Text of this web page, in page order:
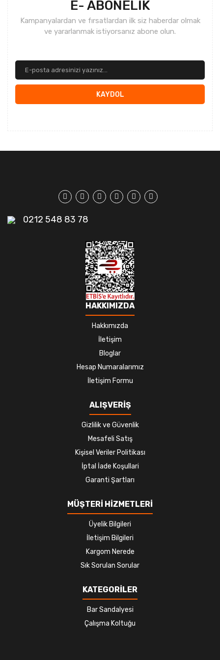
E- ABONELİK
Kampanyalardan ve fırsatlardan ilk siz haberdar olmak
ve yararlanmak istiyorsanız abone olun.
KAYDOL
0212 548 83 78
HAKKIMIZDA
Hakkımızda
İletişim
Bloglar
Hesap Numaralarımız
İletişim Formu
ALIŞVERİŞ
Gizlilik ve Güvenlik
Mesafeli Satış
Kişisel Veriler Politikası
İptal İade Koşullari
Garanti Şartları
MÜŞTERİ HİZMETLERİ
Üyelik Bilgileri
İletişim Bilgileri
Kargom Nerede
Sık Sorulan Sorular
KATEGORİLER
Bar Sandalyesi
Çalışma Koltuğu